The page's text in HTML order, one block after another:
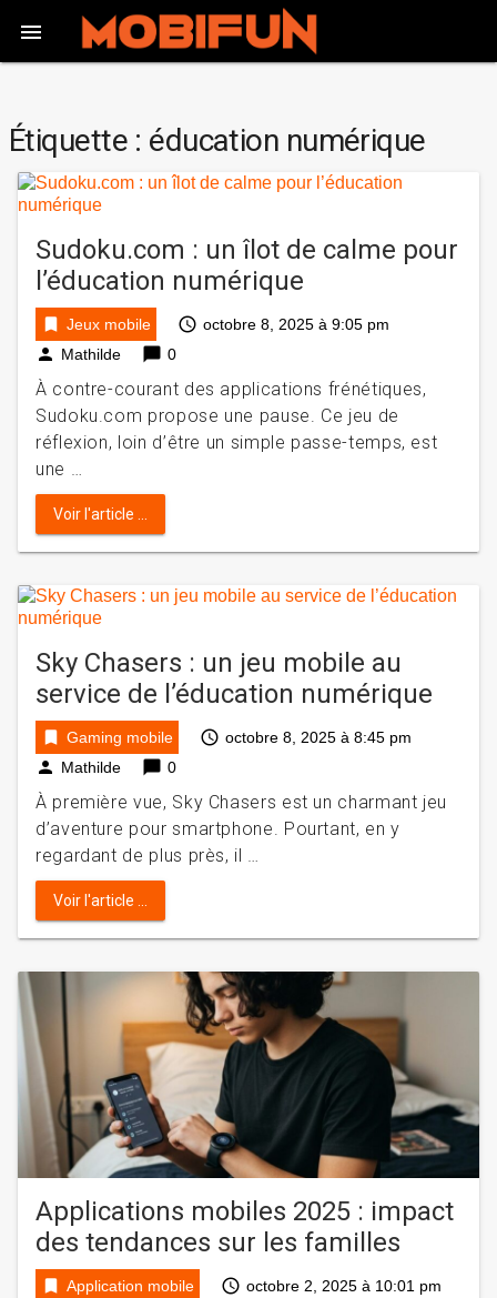

Étiquette : éducation numérique
Sudoku.com : un îlot de calme pour
l’éducation numérique
bookmark Jeux mobile access_time octobre 8, 2025 à 9:05 pm
person Mathilde chat_bubble 0
À contre-courant des applications frénétiques,
Sudoku.com propose une pause. Ce jeu de
réflexion, loin d’être un simple passe-temps, est
une …
Voir l'article ...
Sky Chasers : un jeu mobile au
service de l’éducation numérique
bookmark Gaming mobile access_time octobre 8, 2025 à 8:45 pm
person Mathilde chat_bubble 0
À première vue, Sky Chasers est un charmant jeu
d’aventure pour smartphone. Pourtant, en y
regardant de plus près, il …
Voir l'article ...
Applications mobiles 2025 : impact
des tendances sur les familles
bookmark Application mobile access_time octobre 2, 2025 à 10:01 pm